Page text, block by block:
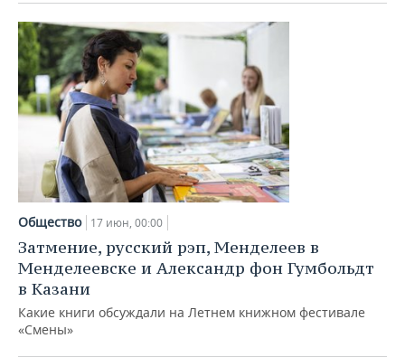
Общество 17 июн, 00:00
Затмение, русский рэп, Менделеев в
Менделеевске и Александр фон Гумбольдт
в Казани
Какие книги обсуждали на Летнем книжном фестивале
«Смены»